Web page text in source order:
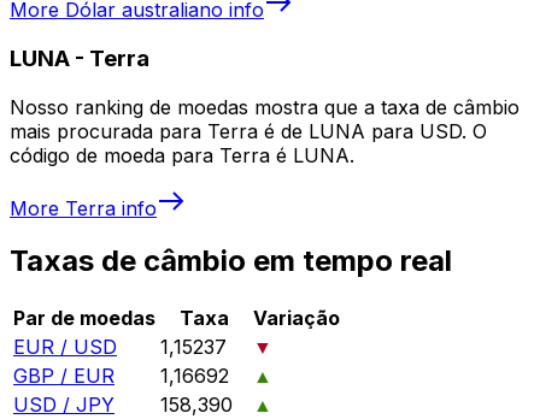
More Dólar australiano info
LUNA - Terra
Nosso ranking de moedas mostra que a taxa de câmbio
mais procurada para Terra é de LUNA para USD. O
código de moeda para Terra é LUNA.
More Terra info
Taxas de câmbio em tempo real
Par de moedas Taxa
Variação
EUR / USD
1,15237
▼
GBP / EUR
1,16692
▲
USD / JPY
158,390
▲